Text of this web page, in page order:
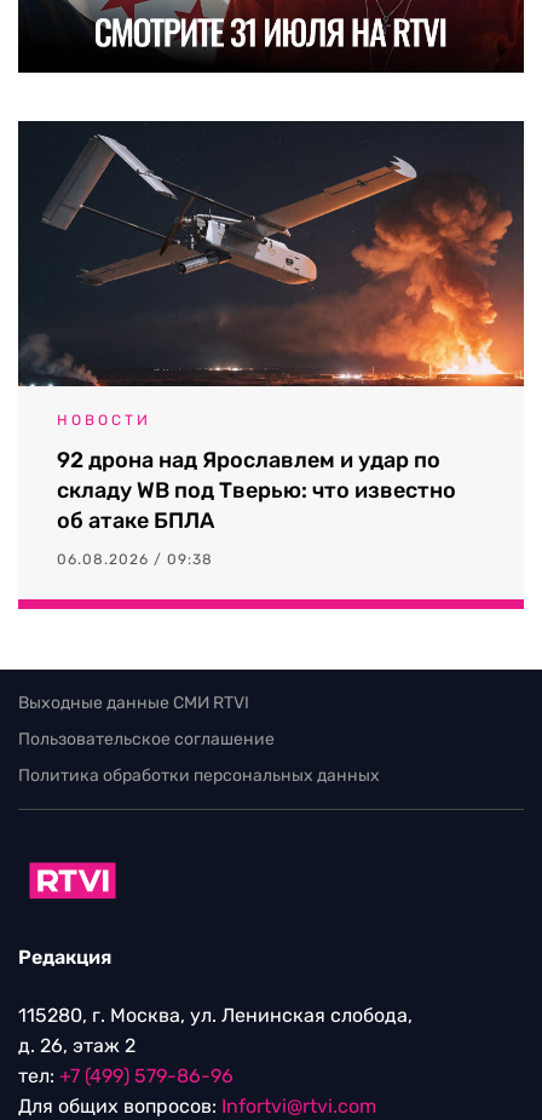
НОВОСТИ
92 дрона над Ярославлем и удар по
складу WB под Тверью: что известно
об атаке БПЛА
06.08.2026 / 09:38
Выходные данные СМИ RTVI
Пользовательское соглашение
Политика обработки персональных данных
Редакция
115280, г. Москва, ул. Ленинская слобода,
д. 26, этаж 2
тел: +7 (499) 579-86-96
Для общих вопросов: Infortvi@rtvi.com